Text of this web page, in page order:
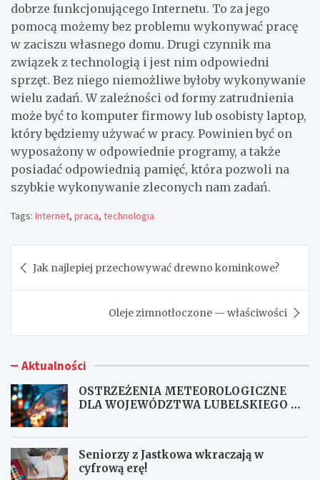
dobrze funkcjonującego Internetu. To za jego
pomocą możemy bez problemu wykonywać pracę
w zaciszu własnego domu. Drugi czynnik ma
związek z technologią i jest nim odpowiedni
sprzęt. Bez niego niemożliwe byłoby wykonywanie
wielu zadań. W zależności od formy zatrudnienia
może być to komputer firmowy lub osobisty laptop,
który będziemy używać w pracy. Powinien być on
wyposażony w odpowiednie programy, a także
posiadać odpowiednią pamięć, która pozwoli na
szybkie wykonywanie zleconych nam zadań.
Tags: Internet, praca, technologia
wpisu
Jak najlepiej przechowywać drewno kominkowe?
Oleje zimnotłoczone — właściwości
Aktualności
OSTRZEŻENIA METEOROLOGICZNE
DLA WOJEWÓDZTWA LUBELSKIEGO NR
Seniorzy z Jastkowa wkraczają w
cyfrową erę!